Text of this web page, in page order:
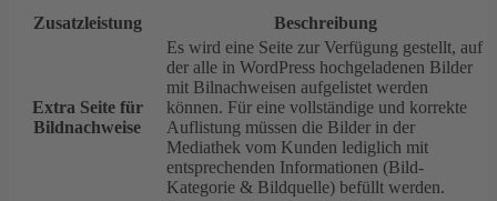
Zusatzleistung Beschreibung
Extra Seite für
Bildnachweise
Es wird eine Seite zur Verfügung gestellt, auf
der alle in WordPress hochgeladenen Bilder
mit Bilnachweisen aufgelistet werden
können. Für eine vollständige und korrekte
Auflistung müssen die Bilder in der
Mediathek vom Kunden lediglich mit
entsprechenden Informationen (Bild-
Kategorie & Bildquelle) befüllt werden.